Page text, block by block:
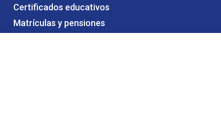
Certificados educativos
Matrículas y pensiones